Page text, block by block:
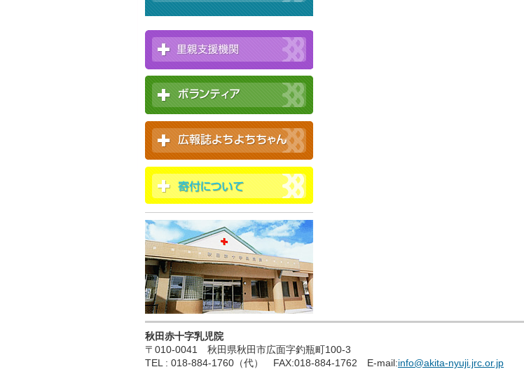
秋田赤十字乳児院
〒010-0041 秋田県秋田市広面字釣瓶町100-3
TEL : 018-884-1760（代） FAX:018-884-1762 E-mail:info@akita-nyuji.jrc.or.jp